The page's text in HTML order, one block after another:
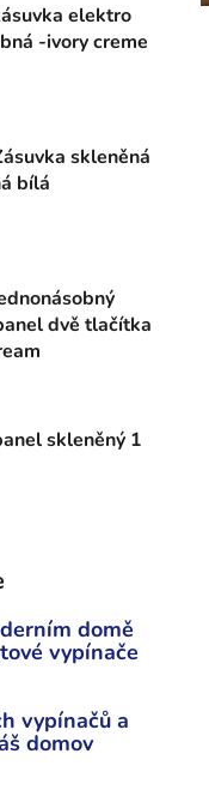
elektro
-ivory creme
skleněná
bílá
dvě tlačítka
skleněný 1
domě
vypínače
vypínačů a
domov